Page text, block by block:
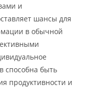
и
шансы для
в обычной
способна быть
продуктивности и